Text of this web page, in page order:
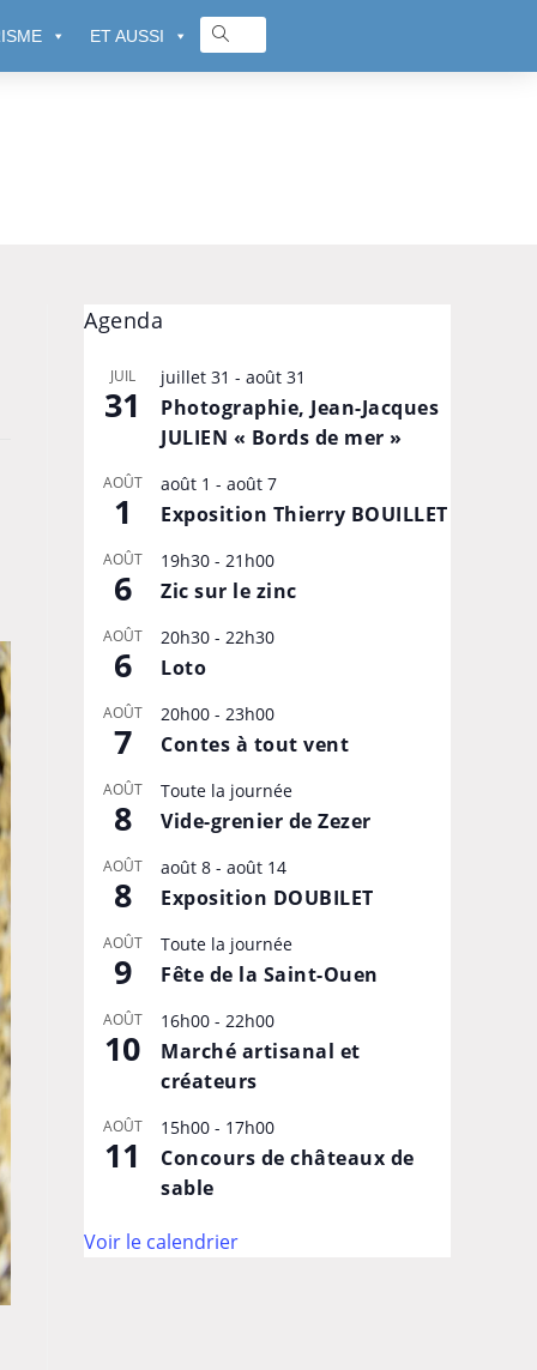
ET AUSSI
Agenda
JUIL
31
juillet 31 - août 31
Photographie, Jean-Jacques
JULIEN « Bords de mer »
AOÛT
1
août 1 - août 7
Exposition Thierry BOUILLET
AOÛT
6
19h30 - 21h00
Zic sur le zinc
AOÛT
6
20h30 - 22h30
Loto
AOÛT
7
20h00 - 23h00
Contes à tout vent
AOÛT
8
Toute la journée
Vide-grenier de Zezer
AOÛT
8
août 8 - août 14
Exposition DOUBILET
AOÛT
9
Toute la journée
Fête de la Saint-Ouen
AOÛT
10
16h00 - 22h00
Marché artisanal et
créateurs
AOÛT
11
15h00 - 17h00
Concours de châteaux de
sable
Voir le calendrier